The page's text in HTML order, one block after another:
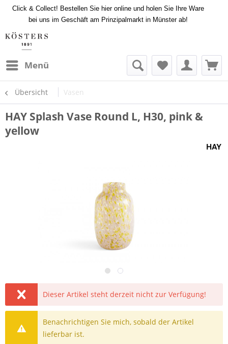
Click & Collect! Bestellen Sie hier online und holen Sie Ihre Ware
bei uns im Geschäft am Prinzipalmarkt in Münster ab!
Menü
Übersicht Vasen
HAY Splash Vase Round L, H30, pink &
yellow
Dieser Artikel steht derzeit nicht zur Verfügung!
Benachrichtigen Sie mich, sobald der Artikel
lieferbar ist.